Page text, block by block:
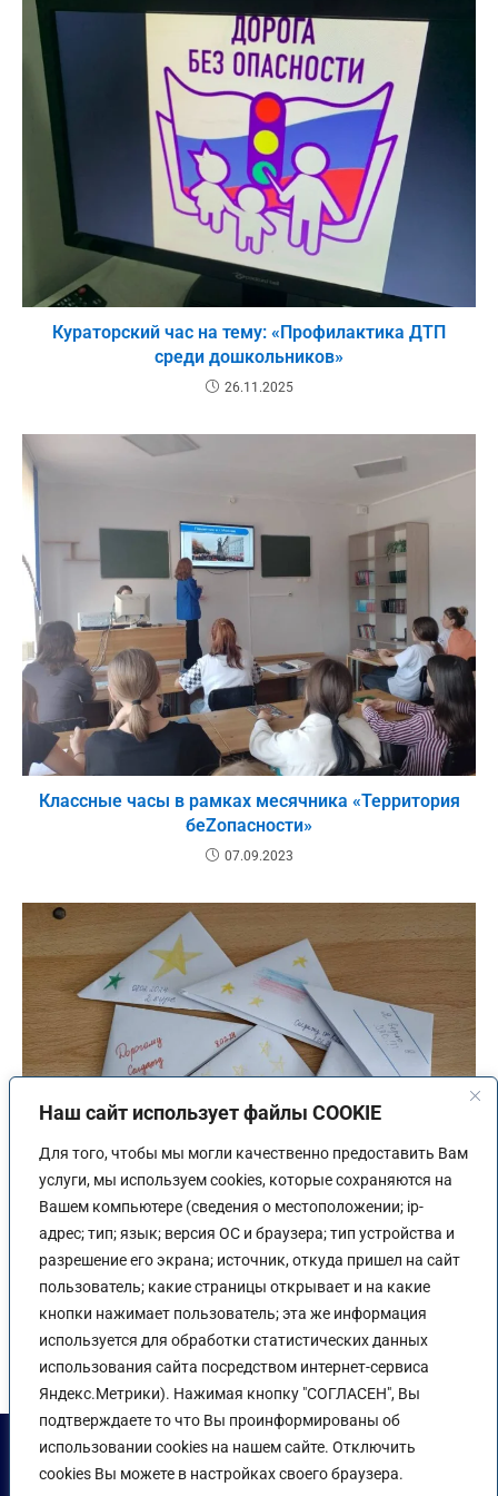
Наш сайт использует файлы COOKIE
Для того, чтобы мы могли качественно предоставить Вам
услуги, мы используем cookies, которые сохраняются на
Вашем компьютере (сведения о местоположении; ip-
адрес; тип; язык; версия ОС и браузера; тип устройства и
разрешение его экрана; источник, откуда пришел на сайт
пользователь; какие страницы открывает и на какие
кнопки нажимает пользователь; эта же информация
используется для обработки статистических данных
использования сайта посредством интернет-сервиса
Яндекс.Метрики). Нажимая кнопку "СОГЛАСЕН", Вы
подтверждаете то что Вы проинформированы об
использовании cookies на нашем сайте. Отключить
cookies Вы можете в настройках своего браузера.
Кураторский час на тему: «Профилактика ДТП
среди дошкольников»
26.11.2025
Классные часы в рамках месячника «Территория
беZопасности»
07.09.2023
Всероссийская акция «Письмо солдату»
20.02.2024
Положение об обработке и защите персональных данных ЧПОУ
СИ ЮУ|Политика обработки персональных данных ЧПОУ СИ
Политика конфиденциальности сайта